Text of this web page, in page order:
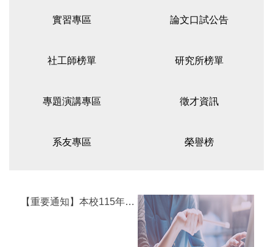
實習專區 論文口試公告
社工師榜單 研究所榜單
專題演講專區 徵才資訊
系友專區 榮譽榜
【重要通知】本校115年度暑期統一休假公告